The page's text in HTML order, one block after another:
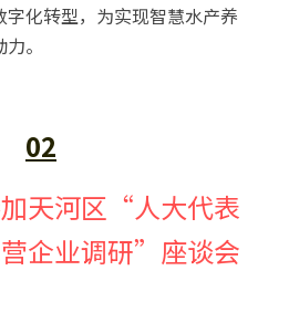
化转型，为实现智慧水产养
。
02
天河区“人大代表
企业调研”座谈会